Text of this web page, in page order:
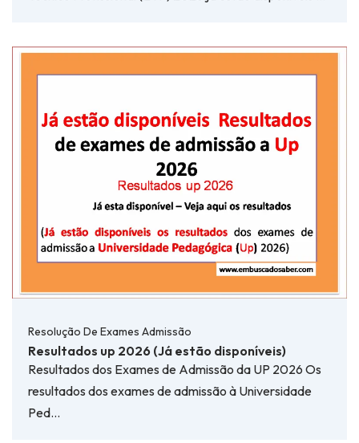
Resolução De Exames Admissão
Resultados up 2026 (Já estão disponíveis)
Resultados dos Exames de Admissão da UP 2026 Os
resultados dos exames de admissão à Universidade
Ped…